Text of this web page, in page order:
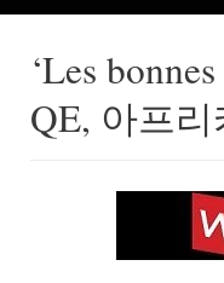
‘Les
QE, 아프
Made with
More Info